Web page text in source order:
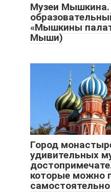
Музеи Мышкина.
«Мышкины
Мыши)
Город
удивительных
которые можно